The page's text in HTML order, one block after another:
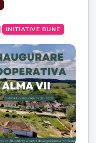
INITIATIVE BUNE